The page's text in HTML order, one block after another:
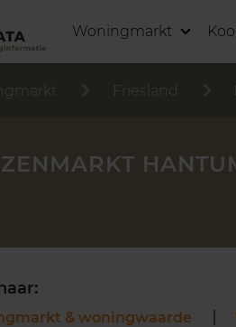
Woningmarkt
Friesland
& woningwaarde